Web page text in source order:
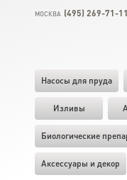
МОСКВА (495) 269-71-11
Насосы для пруда
Изливы
Биологические
Аксессуары и декор